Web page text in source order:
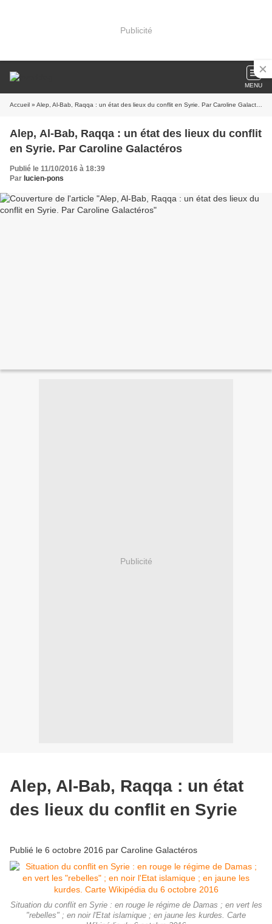
Publicité
MENU
Accueil » Alep, Al-Bab, Raqqa : un état des lieux du conflit en Syrie. Par Caroline Galactéros
Alep, Al-Bab, Raqqa : un état des lieux du conflit
en Syrie. Par Caroline Galactéros
Publié le 11/10/2016 à 18:39
Par lucien-pons
Publicité
Alep, Al-Bab, Raqqa : un état
des lieux du conflit en Syrie
Publié le 6 octobre 2016 par Caroline Galactéros
Situation du conflit en Syrie : en rouge le régime de Damas ; en vert les
"rebelles" ; en noir l'Etat islamique ; en jaune les kurdes. Carte